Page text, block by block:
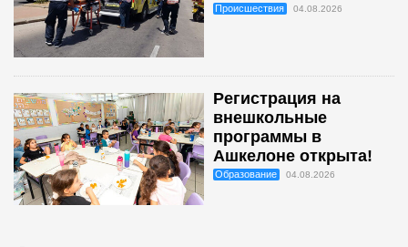
Происшествия 04.08.2026
Регистрация на
внешкольные
программы в
Ашкелоне открыта!
Образование 04.08.2026